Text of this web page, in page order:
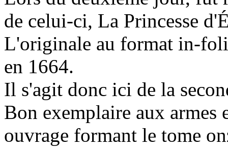
de celui-ci, La Princesse
L'originale au format in-
en 1664.
Il s'agit donc ici de la
Bon exemplaire aux
ouvrage formant le tome